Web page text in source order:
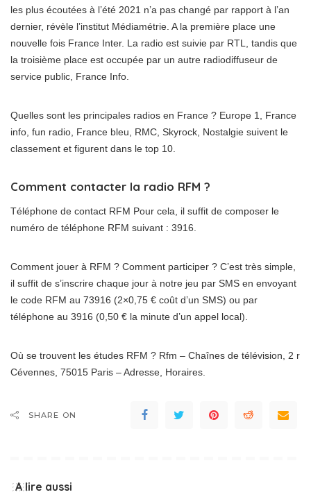
les plus écoutées à l’été 2021 n’a pas changé par rapport à l’an
dernier, révèle l’institut Médiamétrie. A la première place une
nouvelle fois France Inter. La radio est suivie par RTL, tandis que
la troisième place est occupée par un autre radiodiffuseur de
service public, France Info.
Quelles sont les principales radios en France ? Europe 1, France
info, fun radio, France bleu, RMC, Skyrock, Nostalgie suivent le
classement et figurent dans le top 10.
Comment contacter la radio RFM ?
Téléphone de contact RFM Pour cela, il suffit de composer le
numéro de téléphone RFM suivant : 3916.
Comment jouer à RFM ? Comment participer ? C’est très simple,
il suffit de s’inscrire chaque jour à notre jeu par SMS en envoyant
le code RFM au 73916 (2×0,75 € coût d’un SMS) ou par
téléphone au 3916 (0,50 € la minute d’un appel local).
Où se trouvent les études RFM ? Rfm – Chaînes de télévision, 2 r
Cévennes, 75015 Paris – Adresse, Horaires.
SHARE ON
A lire aussi